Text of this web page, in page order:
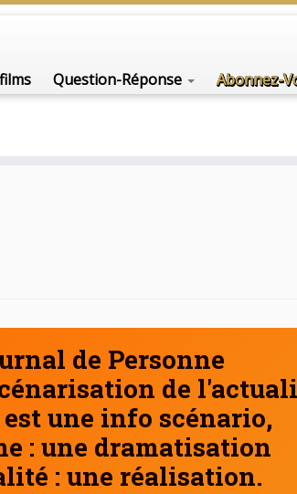
Question-Réponse Abonnez-
de Personne
de
une info scénario,
: une dramatisation
: une réalisation.